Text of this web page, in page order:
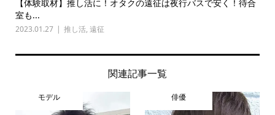
【体験取材】推し活に！オタクの遠征は夜行バスで安く！待合
室も...
2023.01.27 推し活, 遠征
関連記事一覧
モデル 俳優